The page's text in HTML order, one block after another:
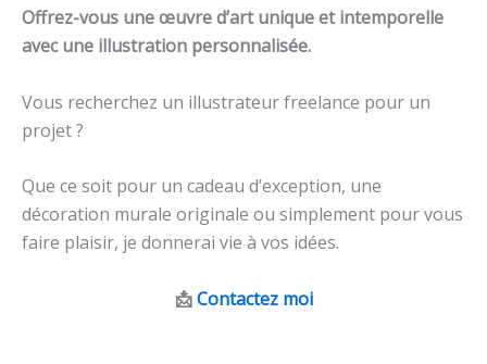
Offrez-vous une œuvre d’art unique et intemporelle
avec une illustration personnalisée.
Vous recherchez un illustrateur freelance pour un
projet ?
Que ce soit pour un cadeau d’exception, une
décoration murale originale ou simplement pour vous
faire plaisir, je donnerai vie à vos idées.
📩Contactez moi